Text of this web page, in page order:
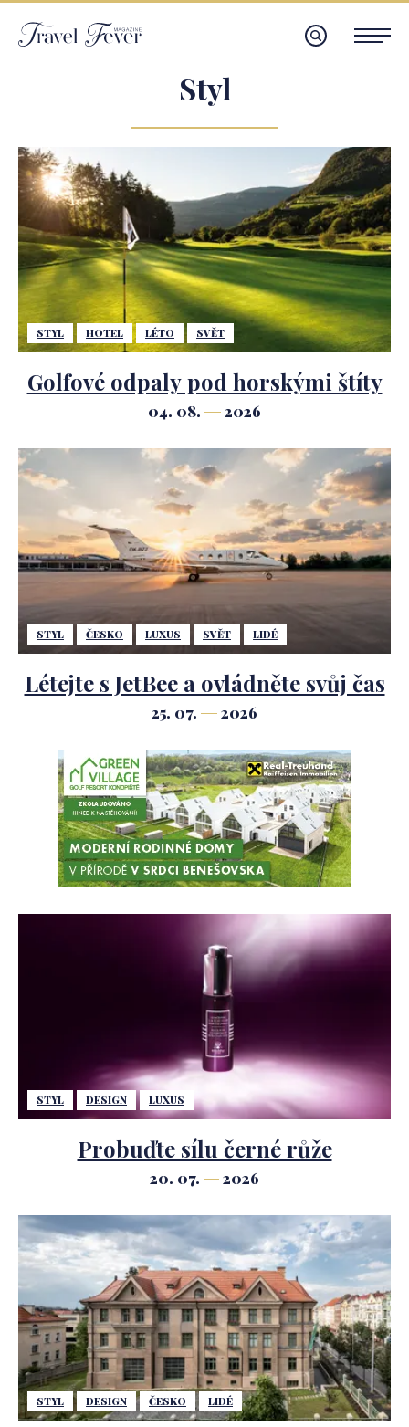
Styl
STYL HOTEL LÉTO SVĚT
Golfové odpaly pod horskými štíty
04. 08. 2026
STYL ČESKO LUXUS SVĚT LIDÉ
Létejte s JetBee a ovládněte svůj čas
25. 07. 2026
STYL DESIGN LUXUS
Probuďte sílu černé růže
20. 07. 2026
STYL DESIGN ČESKO LIDÉ